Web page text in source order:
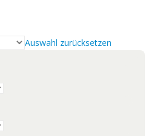
Auswahl zurücksetzen